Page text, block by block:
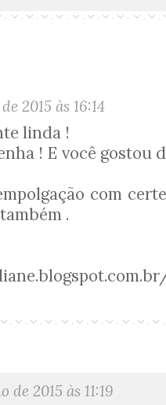
2015 às 16:14
linda !
! E você gostou
com
.
de 2015 às 11:19